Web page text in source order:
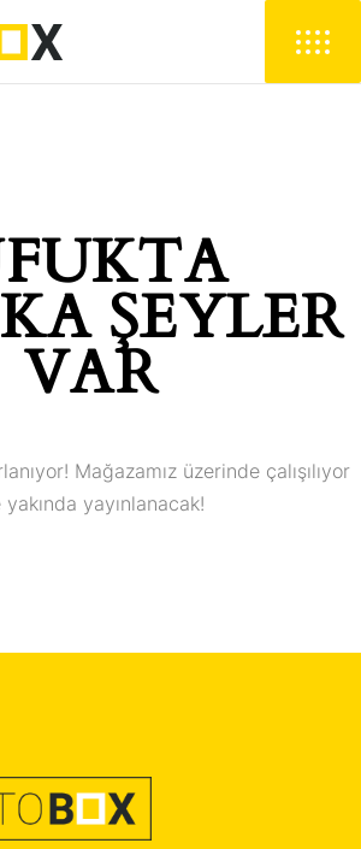
ŞEYLER
VAR
Mağazamız üzerinde çalışılıyor
yakında yayınlanacak!